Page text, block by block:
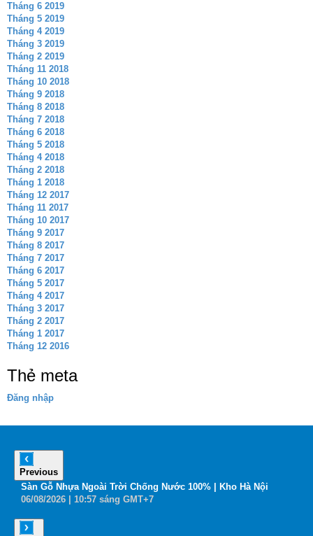
Tháng 6 2019
Tháng 5 2019
Tháng 4 2019
Tháng 3 2019
Tháng 2 2019
Tháng 11 2018
Tháng 10 2018
Tháng 9 2018
Tháng 8 2018
Tháng 7 2018
Tháng 6 2018
Tháng 5 2018
Tháng 4 2018
Tháng 2 2018
Tháng 1 2018
Tháng 12 2017
Tháng 11 2017
Tháng 10 2017
Tháng 9 2017
Tháng 8 2017
Tháng 7 2017
Tháng 6 2017
Tháng 5 2017
Tháng 4 2017
Tháng 3 2017
Tháng 2 2017
Tháng 1 2017
Tháng 12 2016
Thẻ meta
Đăng nhập
Previous
Sàn Gỗ Nhựa Ngoài Trời Chống Nước 100% | Kho Hà Nội
06/08/2026 | 10:57 sáng GMT+7